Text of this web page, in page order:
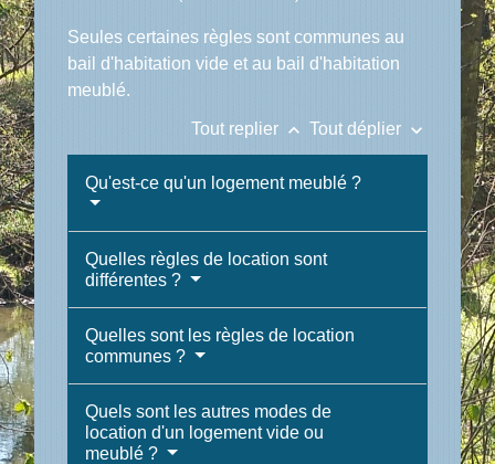
Seules certaines règles sont communes au
bail d'habitation vide et au bail d'habitation
meublé.
Tout replier keyboard_arrow_up Tout déplier keyboard_arrow_down
Qu'est-ce qu'un logement meublé ?
Quelles règles de location sont
différentes ?
Quelles sont les règles de location
communes ?
Quels sont les autres modes de
location d'un logement vide ou
meublé ?